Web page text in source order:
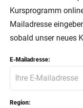
Kursprogramm
Mailadresse
sobald unser neues
E-Mailadresse:
Region: